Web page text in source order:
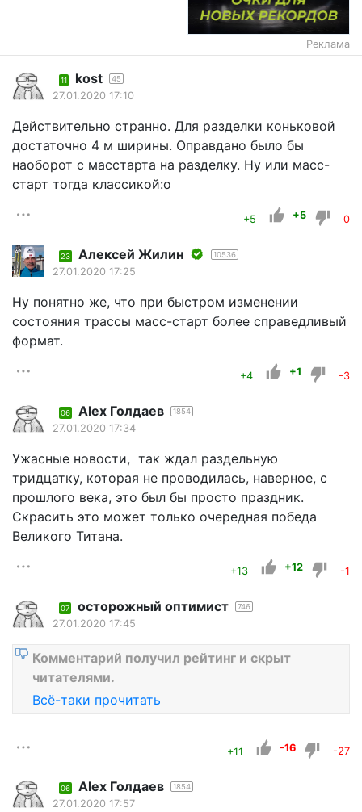
Реклама
11 kost 45
27.01.2020 17:10
Действительно странно. Для разделки коньковой
достаточно 4 м ширины. Оправдано было бы
наоборот с масстарта на разделку. Ну или масс-
старт тогда классикой:o
+5 +5 0
23 Алексей Жилин 10536
27.01.2020 17:25
Ну понятно же, что при быстром изменении
состояния трассы масс-старт более справедливый
формат.
+4 +1 -3
06 Alex Голдаев 1854
27.01.2020 17:34
Ужасные новости, так ждал раздельную
тридцатку, которая не проводилась, наверное, с
прошлого века, это был бы просто праздник.
Скрасить это может только очередная победа
Великого Титана.
+13 +12 -1
07 осторожный оптимист 746
27.01.2020 17:45
Комментарий получил рейтинг и скрыт
читателями.
Всё-таки прочитать
+11 -16 -27
06 Alex Голдаев 1854
27.01.2020 17:57